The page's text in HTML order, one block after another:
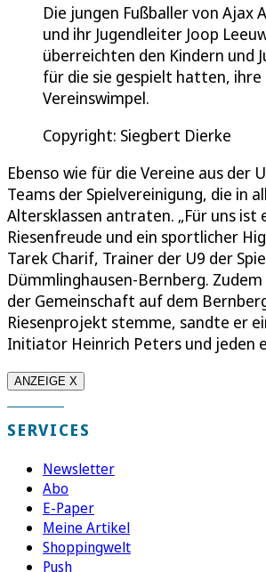
Die jungen Fußballer von Ajax
und ihr Jugendleiter Joop
überreichten den Kindern und
für die sie gespielt hatten, ihre
Vereinswimpel.
Copyright: Siegbert Dierke
Ebenso wie für die Vereine aus der
Teams der Spielvereinigung, die in
Altersklassen antraten. „Für uns ist
Riesenfreude und ein sportlicher
Tarek Charif, Trainer der U9 der
Dümmlinghausen-Bernberg. Zudem
der Gemeinschaft auf dem
Riesenprojekt stemme, sandte er
Initiator Heinrich Peters und jeden
ANZEIGE X
SERVICES
Newsletter
Abo
E-Paper
Meine Artikel
Shoppingwelt
Push